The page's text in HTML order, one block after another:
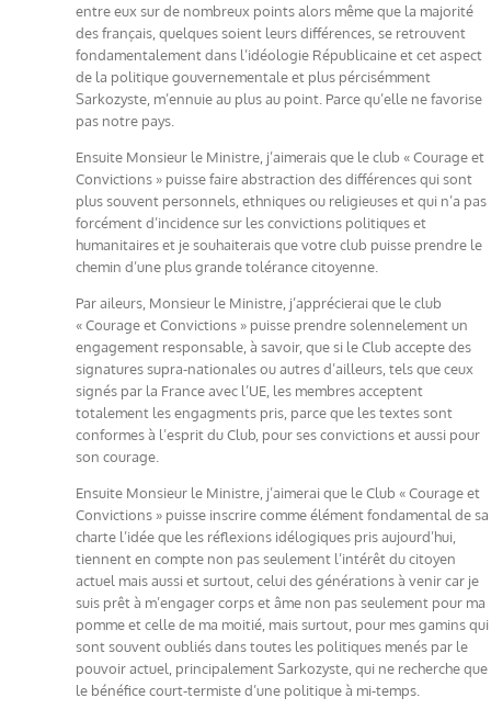
entre eux sur de nombreux points alors même que la majorité
des français, quelques soient leurs différences, se retrouvent
fondamentalement dans l’idéologie Républicaine et cet aspect
de la politique gouvernementale et plus pércisémment
Sarkozyste, m’ennuie au plus au point. Parce qu’elle ne favorise
pas notre pays.
Ensuite Monsieur le Ministre, j’aimerais que le club « Courage et
Convictions » puisse faire abstraction des différences qui sont
plus souvent personnels, ethniques ou religieuses et qui n’a pas
forcément d’incidence sur les convictions politiques et
humanitaires et je souhaiterais que votre club puisse prendre le
chemin d’une plus grande tolérance citoyenne.
Par aileurs, Monsieur le Ministre, j’apprécierai que le club
« Courage et Convictions » puisse prendre solennelement un
engagement responsable, à savoir, que si le Club accepte des
signatures supra-nationales ou autres d’ailleurs, tels que ceux
signés par la France avec l’UE, les membres acceptent
totalement les engagments pris, parce que les textes sont
conformes à l’esprit du Club, pour ses convictions et aussi pour
son courage.
Ensuite Monsieur le Ministre, j’aimerai que le Club « Courage et
Convictions » puisse inscrire comme élément fondamental de sa
charte l’idée que les réflexions idélogiques pris aujourd’hui,
tiennent en compte non pas seulement l’intérêt du citoyen
actuel mais aussi et surtout, celui des générations à venir car je
suis prêt à m’engager corps et âme non pas seulement pour ma
pomme et celle de ma moitié, mais surtout, pour mes gamins qui
sont souvent oubliés dans toutes les politiques menés par le
pouvoir actuel, principalement Sarkozyste, qui ne recherche que
le bénéfice court-termiste d’une politique à mi-temps.